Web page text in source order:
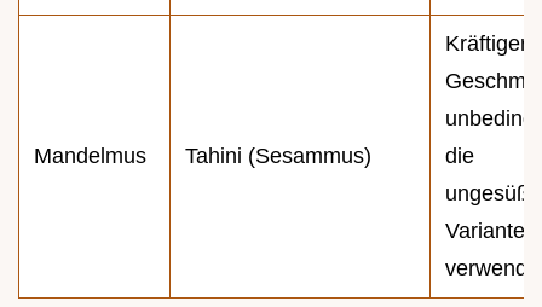
Mandelmus Tahini (Sesammus)
Kräftiger
unbedingt
die
Variante